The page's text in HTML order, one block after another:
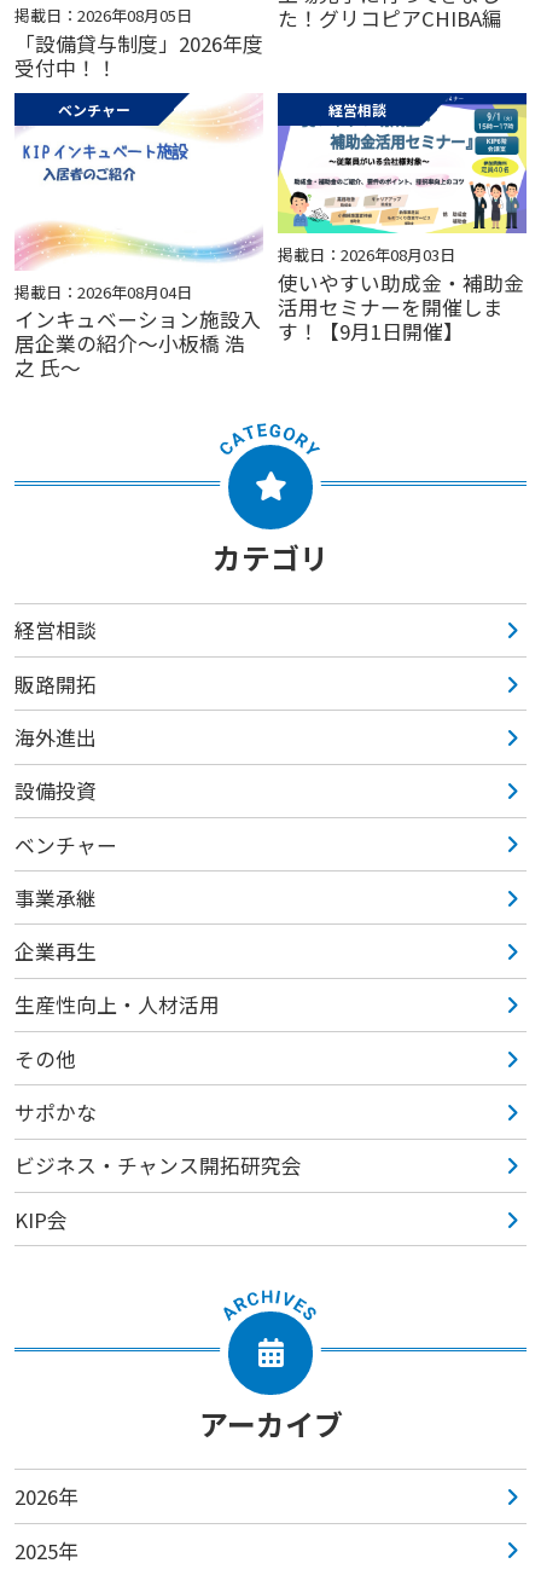
掲載日：2026年08月05日
「設備貸与制度」2026年度
受付中！！
た！グリコピアCHIBA編
ベンチャー
掲載日：2026年08月04日
インキュベーション施設入
居企業の紹介～小板橋 浩
之 氏～
経営相談
掲載日：2026年08月03日
使いやすい助成金・補助金
活用セミナーを開催しま
す！【9月1日開催】
カテゴリ
経営相談
販路開拓
海外進出
設備投資
ベンチャー
事業承継
企業再生
生産性向上・人材活用
その他
サポかな
ビジネス・チャンス開拓研究会
KIP会
アーカイブ
2026年
2025年